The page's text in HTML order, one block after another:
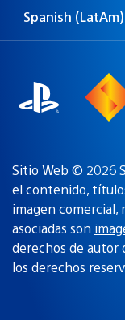
Elige
Región
Spanish (LatAm)
Sitio Web © 2026
el contenido,
imagen comercial,
asociadas son
derechos de autor
los derechos